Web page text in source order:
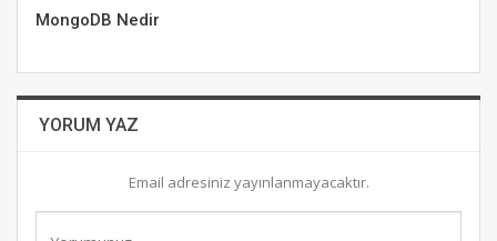
MongoDB Nedir
YORUM YAZ
Email adresiniz yayınlanmayacaktır.